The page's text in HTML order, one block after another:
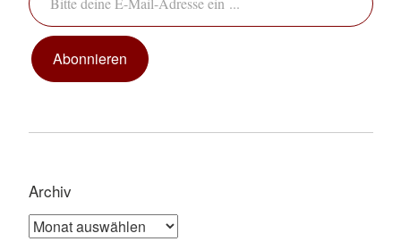
Abonnieren
Archiv
Archiv